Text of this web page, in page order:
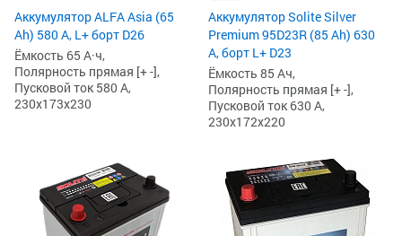
Аккумулятор ALFA Asia (65
Ah) 580 А, L+ борт D26
Ёмкость 65 А·ч,
Полярность прямая [+ -],
Пусковой ток 580 А,
230x173x230
Аккумулятор Solite Silver
Premium 95D23R (85 Ah) 630
A, борт L+ D23
Ёмкость 85 Ач,
Полярность прямая [+ -],
Пусковой ток 630 A,
230x172x220